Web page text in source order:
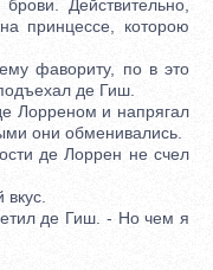
Действительно,
принцессе, которою
фавориту, по в это
де Гиш.
Лорреном и напрягал
они обменивались.
де Лоррен не счел
де Гиш. - Но чем я